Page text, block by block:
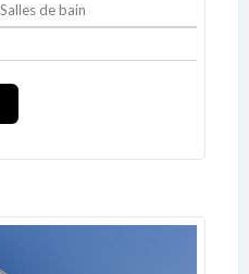
de bain